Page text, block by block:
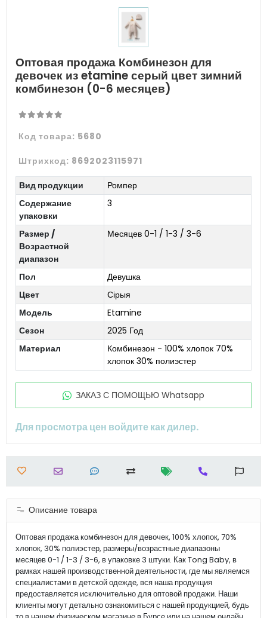
Оптовая продажа Комбинезон для
девочек из etamine серый цвет зимний
комбинезон (0-6 месяцев)
Код товара: 5680
Штрихкод: 8692023115971
Вид продукции
Ромпер
Содержание
упаковки
3
Размер /
Возрастной
диапазон
Месяцев 0-1 / 1-3 / 3-6
Пол
Девушка
Цвет
Сірыя
Модель
Etamine
Сезон
2025 Год
Материал
Комбинезон - 100% хлопок 70%
хлопок 30% полиэстер
ЗАКАЗ С ПОМОЩЬЮ Whatsapp
Для просмотра цен войдите как дилер.
Описание товара
Оптовая продажа комбинезон для девочек, 100% хлопок, 70%
хлопок, 30% полиэстер, размеры/возрастные диапазоны
месяцев 0-1 / 1-3 / 3-6, в упаковке 3 штуки. Как Tong Baby, в
рамках нашей производственной деятельности, где мы являемся
специалистами в детской одежде, вся наша продукция
предоставляется исключительно для оптовой продажи. Наши
клиенты могут детально ознакомиться с нашей продукцией, будь